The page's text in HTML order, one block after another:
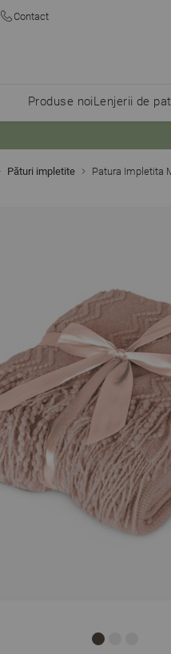
Contact
Produse noiLenjerii de pat
Pături impletite Patura Impletita